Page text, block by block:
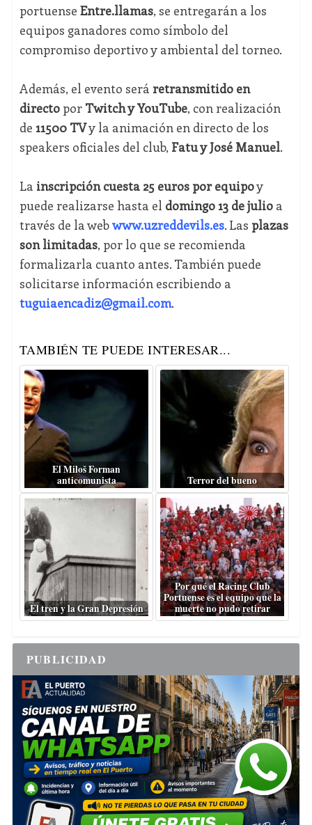
portuense Entre.llamas, se entregarán a los
equipos ganadores como símbolo del
compromiso deportivo y ambiental del torneo.
Además, el evento será retransmitido en
directopor Twitch y YouTube, con realización
de 11500 TVy la animación en directo de los
speakers oficiales del club, Fatu y José Manuel.
La inscripción cuesta 25 euros por equipoy
puede realizarse hasta el domingo 13 de julioa
través de la webwww.uzreddevils.es. Las plazas
son limitadas, por lo que se recomienda
formalizarla cuanto antes. También puede
solicitarse información escribiendo a
tuguiaencadiz@gmail.com.
TAMBIÉN TE PUEDE INTERESAR...
El Miloš Forman
anticomunista
Terror del bueno
El tren y la Gran Depresión
Por qué el Racing Club
Portuense es el equipo que la
muerte no pudo retirar
PUBLICIDAD